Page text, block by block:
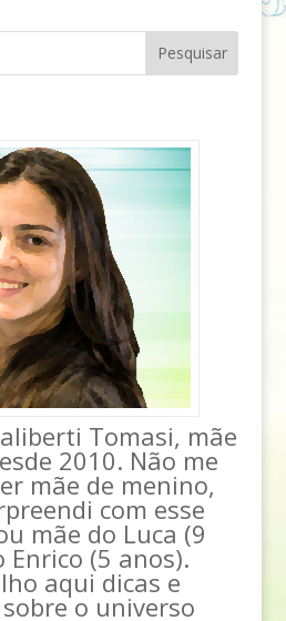
Tomasi, mãe
2010. Não me
mãe de menino,
com esse
mãe do Luca (9
Enrico (5 anos).
aqui dicas e
o universo